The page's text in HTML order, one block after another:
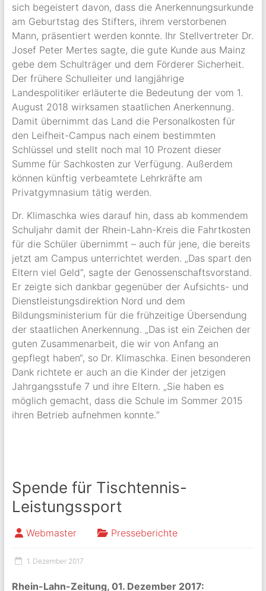
sich begeistert davon, dass die Anerkennungsurkunde
am Geburtstag des Stifters, ihrem verstorbenen
Mann, präsentiert werden konnte. Ihr Stellvertreter Dr.
Josef Peter Mertes sagte, die gute Kunde aus Mainz
gebe dem Schulträger und dem Förderer Sicherheit.
Der frühere Schulleiter und langjährige
Landespolitiker erläuterte die Bedeutung der vom 1.
August 2018 wirksamen staatlichen Anerkennung.
Damit übernimmt das Land die Personalkosten für
den Leifheit-Campus nach einem bestimmten
Schlüssel und stellt noch mal 10 Prozent dieser
Summe für Sachkosten zur Verfügung. Außerdem
können künftig verbeamtete Lehrkräfte am
Privatgymnasium tätig werden.
Dr. Klimaschka wies darauf hin, dass ab kommendem
Schuljahr damit der Rhein-Lahn-Kreis die Fahrtkosten
für die Schüler übernimmt – auch für jene, die bereits
jetzt am Campus unterrichtet werden. „Das spart den
Eltern viel Geld“, sagte der Genossenschaftsvorstand.
Er zeigte sich dankbar gegenüber der Aufsichts- und
Dienstleistungsdirektion Nord und dem
Bildungsministerium für die frühzeitige Übersendung
der staatlichen Anerkennung. „Das ist ein Zeichen der
guten Zusammenarbeit, die wir von Anfang an
gepflegt haben“, so Dr. Klimaschka. Einen besonderen
Dank richtete er auch an die Kinder der jetzigen
Jahrgangsstufe 7 und ihre Eltern. „Sie haben es
möglich gemacht, dass die Schule im Sommer 2015
ihren Betrieb aufnehmen konnte.“
Spende für Tischtennis-
Leistungssport
Webmaster Presseberichte
1. Dezember 2017
Rhein-Lahn-Zeitung, 01. Dezember 2017: